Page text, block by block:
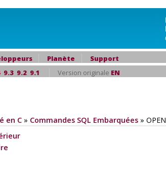
Planète
Support
9.3 9.2 9.1 Version originale EN
en C » Commandes SQL Embarquées » OPEN